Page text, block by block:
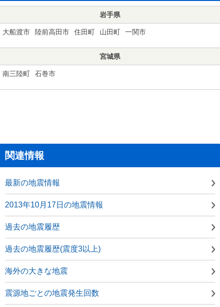
岩手県
大船渡市 陸前高田市 住田町 山田町 一関市
宮城県
南三陸町 石巻市
関連情報
最新の地震情報
2013年10月17日の地震情報
過去の地震履歴
過去の地震履歴(震度3以上)
海外の大きな地震
震源地ごとの地震発生回数